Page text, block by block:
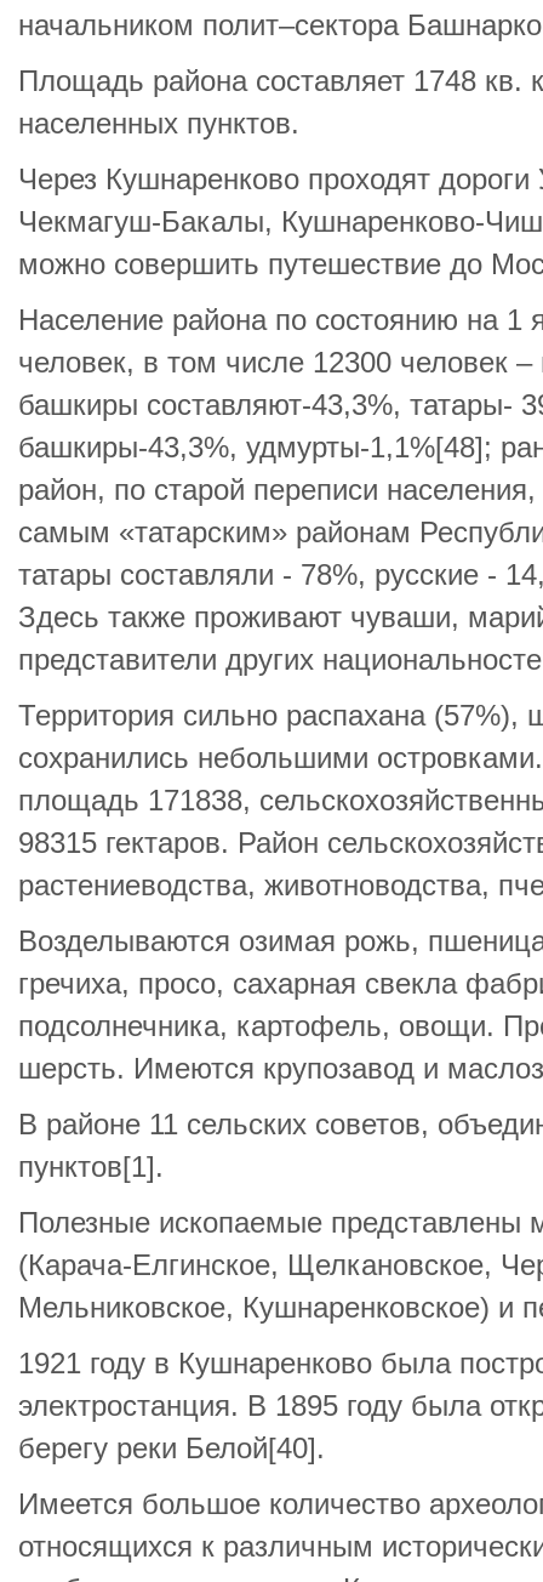
начальником полит–сектора
Площадь района составляет 1748 кв.
населенных пунктов.
Через Кушнаренково проходят
Чекмагуш-Бакалы, Кушнаренково-
можно совершить путешествие до
Население района по состоянию на 1
человек, в том числе 12300 человек
башкиры составляют-43,3%, татары-
башкиры-43,3%, удмурты-1,1%[48];
район, по старой переписи
самым «татарским» районам
татары составляли - 78%, русские -
Здесь также проживают чуваши,
представители других
Территория сильно распахана (57%),
сохранились небольшими
площадь 171838,
98315 гектаров. Район
растениеводства, животноводства,
Возделываются озимая рожь,
гречиха, просо, сахарная свекла
подсолнечника, картофель, овощи.
шерсть. Имеются крупозавод и
В районе 11 сельских советов,
пунктов[1].
Полезные ископаемые представлены
(Карача-Елгинское, Щелкановское,
Мельниковское, Кушнаренковское) и
1921 году в Кушнаренково была
электростанция. В 1895 году была
берегу реки Белой[40].
Имеется большое количество
относящихся к различным